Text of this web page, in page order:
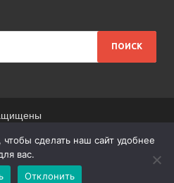
сайта ссылка
сайта
сделать наш сайт удобнее
вас.
Отклонить